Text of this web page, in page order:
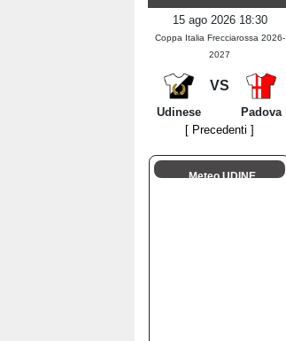
15 ago 2026 18:30
Coppa Italia Frecciarossa 2026-
2027
VS
Udinese
Padova
[ Precedenti ]
Meteo UDINE